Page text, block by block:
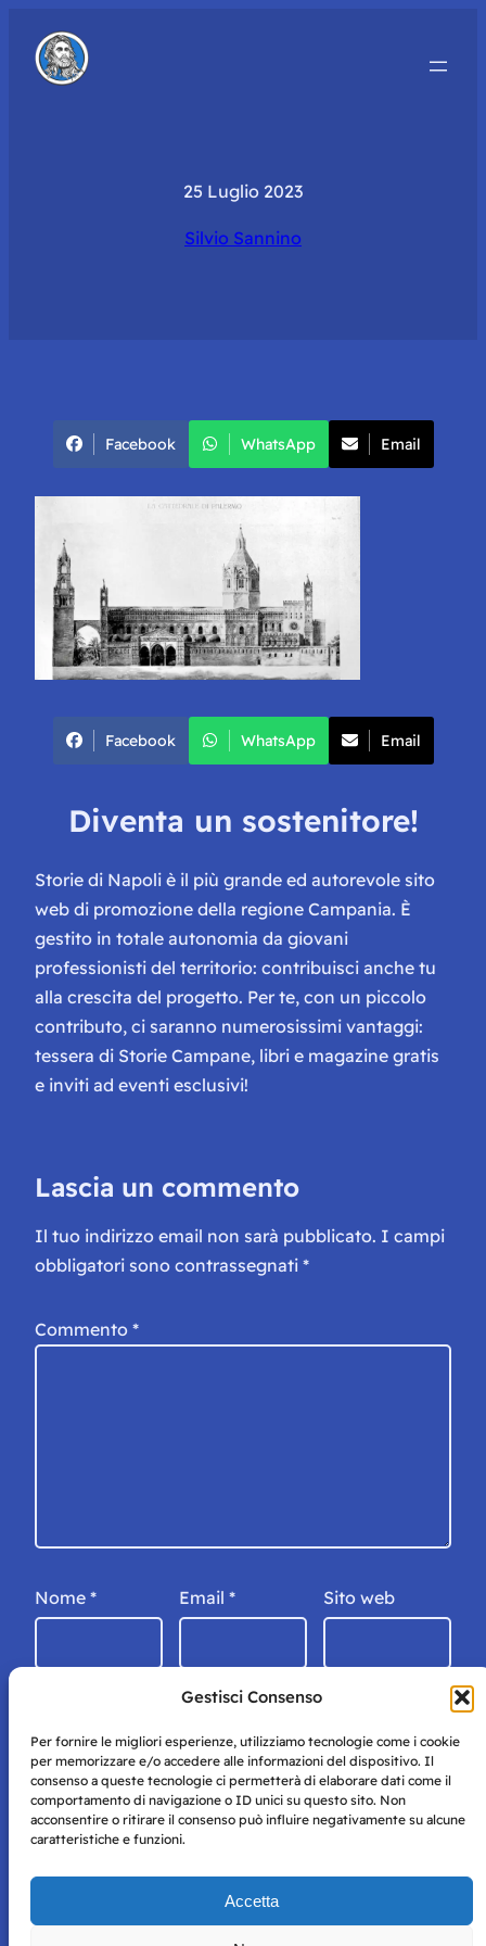
Gestisci Consenso
Per fornire le migliori esperienze, utilizziamo tecnologie come i cookie
per memorizzare e/o accedere alle informazioni del dispositivo. Il
consenso a queste tecnologie ci permetterà di elaborare dati come il
comportamento di navigazione o ID unici su questo sito. Non
acconsentire o ritirare il consenso può influire negativamente su alcune
caratteristiche e funzioni.
Accetta
25 Luglio 2023
Silvio Sannino
Facebook WhatsApp Email
Facebook WhatsApp Email
Diventa un sostenitore!
Storie di Napoli è il più grande ed autorevole sito
web di promozione della regione Campania. È
gestito in totale autonomia da giovani
professionisti del territorio: contribuisci anche tu
alla crescita del progetto. Per te, con un piccolo
contributo, ci saranno numerosissimi vantaggi:
tessera di Storie Campane, libri e magazine gratis
e inviti ad eventi esclusivi!
Lascia un commento
Il tuo indirizzo email non sarà pubblicato. I campi
obbligatori sono contrassegnati *
Commento *
Nome * Email * Sito web
Storie di Napoli è una testata registrata presso il tribunale di